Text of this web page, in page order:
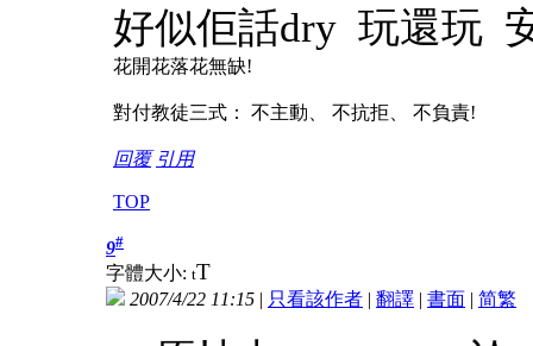
好似佢話dry 玩還玩
花開花落花無缺!
對付教徒三式： 不主動、 不抗拒、 不負責!
回覆 引用
TOP
9#
字體大小: tT
2007/4/22 11:15 | 只看該作者 | 翻譯 | 書面 | 简繁